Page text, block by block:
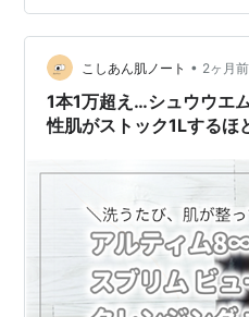
イクが落ちればいい」と、
いかもしれません。 でも実
ケアの土台。落とし方が変わ
態がまるで違ってくるんで
こしあん肌ノート • 2ヶ月前
1本1万超え…シュウウエ
性肌がストック1Lするほ